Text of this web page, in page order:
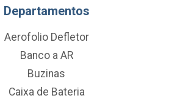
Departamentos
Aerofolio Defletor
Banco a AR
Buzinas
Caixa de Bateria